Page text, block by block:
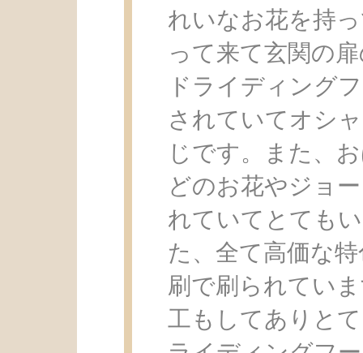
れいなお花を持
って来て玄関の
ドライディング
されていてオシ
じです。また、
どのお花やジョ
れていてとても
た、全て高価な
刷で刷られてい
工もしてありと